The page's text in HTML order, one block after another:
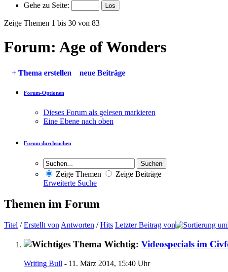
Gehe zu Seite:
Zeige Themen 1 bis 30 von 83
Forum: Age of Wonders
+ Thema erstellen neue Beiträge
Forum-Optionen
Dieses Forum als gelesen markieren
Eine Ebene nach oben
Forum durchsuchen
Zeige Themen
Zeige Beiträge
Erweiterte Suche
Themen im Forum
Titel /Erstellt von Antworten /Hits Letzter Beitrag von
Wichtig: Videospecials im
Writing Bull - 11. März 2014, 15:40 Uhr